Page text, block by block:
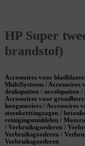
HP Super
brandstof)
Accessoires voor
MultiSysteem / Accessoires
drukspuiten / nevelspuiten
Accessoires voor
hoogsnoeiers /
steenketttingzagen /
reinigingsmiddelen /
/ Verbruiksgoederen /
Verbruiksgoederen /
Verbruiksgoederen